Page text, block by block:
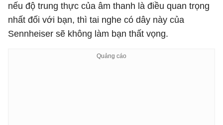
nếu độ trung thực của âm thanh là điều quan trọng
nhất đối với bạn, thì tai nghe có dây này của
Sennheiser sẽ không làm bạn thất vọng.